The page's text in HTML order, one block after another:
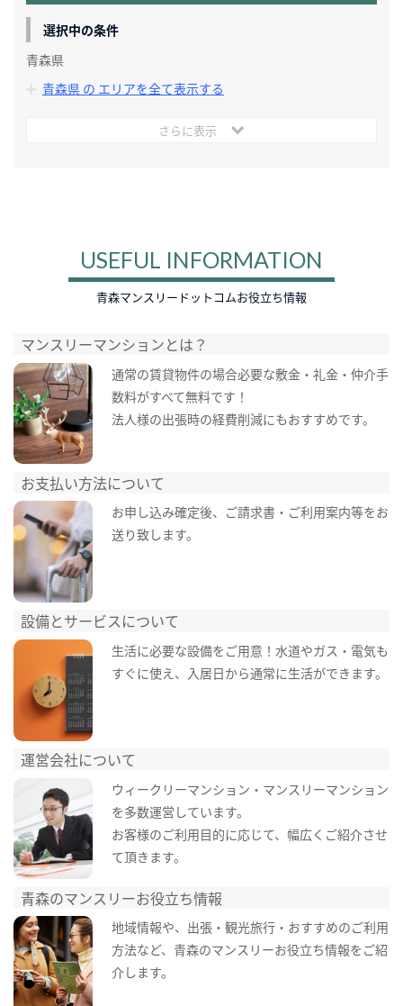
選択中の条件
青森県
青森県 の エリアを全て表示する
さらに表示
USEFUL INFORMATION
青森マンスリードットコムお役立ち情報
マンスリーマンションとは？
通常の賃貸物件の場合必要な敷金・礼金・仲介手
数料がすべて無料です！
法人様の出張時の経費削減にもおすすめです。
お支払い方法について
お申し込み確定後、ご請求書・ご利用案内等をお
送り致します。
設備とサービスについて
生活に必要な設備をご用意！水道やガス・電気も
すぐに使え、入居日から通常に生活ができます。
運営会社について
ウィークリーマンション・マンスリーマンション
を多数運営しています。
お客様のご利用目的に応じて、幅広くご紹介させ
て頂きます。
青森のマンスリーお役立ち情報
地域情報や、出張・観光旅行・おすすめのご利用
方法など、青森のマンスリーお役立ち情報をご紹
介します。